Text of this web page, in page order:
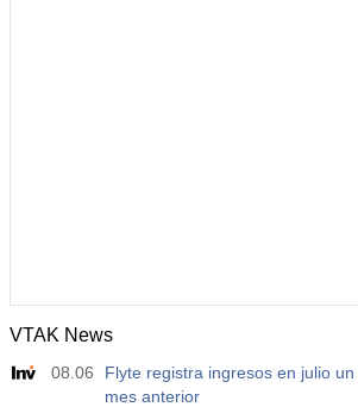
VTAK News
08.06
Flyte registra ingresos en julio
mes anterior